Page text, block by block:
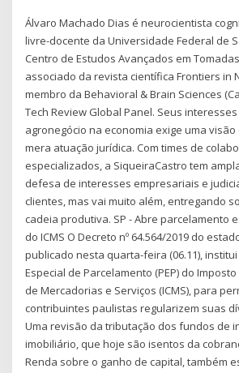
Álvaro Machado Dias é neurocientista
livre-docente da Universidade Federal de
Centro de Estudos Avançados em
associado da revista científica Frontiers in
membro da Behavioral & Brain Sciences
Tech Review Global Panel. Seus
agronegócio na economia exige uma
mera atuação jurídica. Com times de
especializados, a SiqueiraCastro tem
defesa de interesses empresariais e
clientes, mas vai muito além, entregando
cadeia produtiva. SP - Abre parcelamento
do ICMS O Decreto nº 64.564/2019 do
publicado nesta quarta-feira (06.11),
Especial de Parcelamento (PEP) do
de Mercadorias e Serviços (ICMS), para
contribuintes paulistas regularizem suas
Uma revisão da tributação dos fundos de
imobiliário, que hoje são isentos da
Renda sobre o ganho de capital, também